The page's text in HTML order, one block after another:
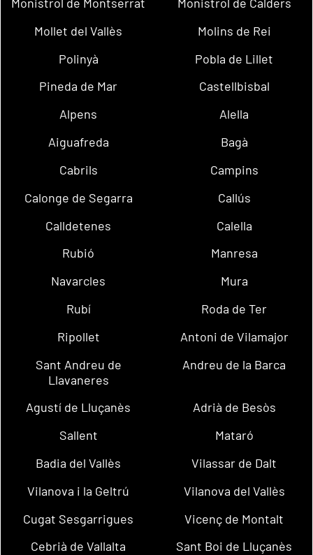
Mollet del Vallès
Molins de Rei
Polinyà
Pobla de Lillet
Pineda de Mar
Castellbisbal
Alpens
Alella
Aiguafreda
Bagà
Cabrils
Campins
Calonge de Segarra
Callús
Calldetenes
Calella
Rubió
Manresa
Navarcles
Mura
Rubí
Roda de Ter
Ripollet
Antoni de Vilamajor
Sant Andreu de
Llavaneres
Andreu de la Barca
Agustí de Lluçanès
Adrià de Besòs
Sallent
Mataró
Badia del Vallès
Vilassar de Dalt
Vilanova i la Geltrú
Vilanova del Vallès
Cugat Sesgarrigues
Vicenç de Montalt
Cebrià de Vallalta
Sant Boi de Lluçanès